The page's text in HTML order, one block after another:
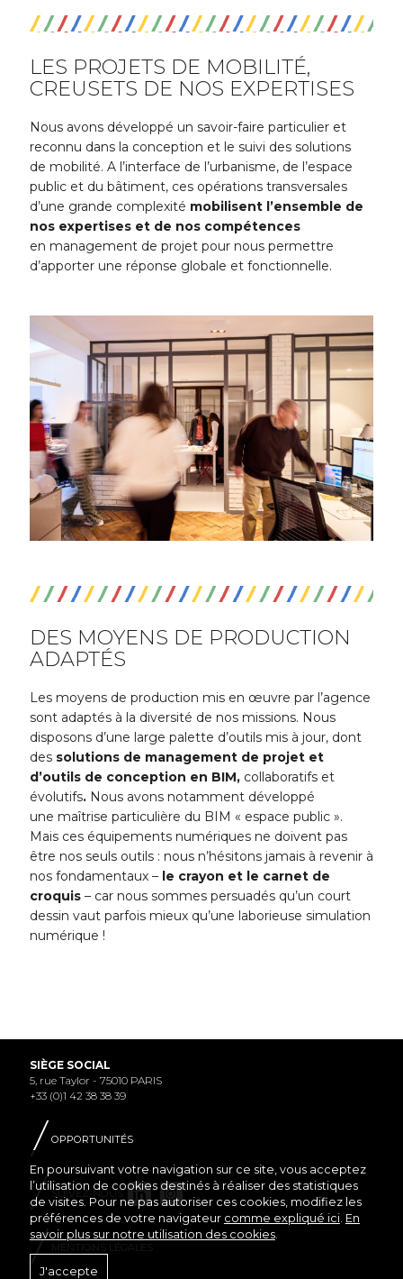
LES PROJETS DE MOBILITÉ,
CREUSETS DE NOS EXPERTISES
Nous avons développé un savoir-faire particulier et
reconnu dans la conception et le suivi des solutions
de mobilité. A l’interface de l’urbanisme, de l’espace
public et du bâtiment, ces opérations transversales
d’une grande complexité mobilisent l’ensemble de
nos expertises et de nos compétences
en management de projet pour nous permettre
d’apporter une réponse globale et fonctionnelle.
DES MOYENS DE PRODUCTION
ADAPTÉS
Les moyens de production mis en œuvre par l’agence
sont adaptés à la diversité de nos missions. Nous
disposons d’une large palette d’outils mis à jour, dont
des solutions de management de projet et
d’outils de conception en BIM, collaboratifs et
évolutifs.Nous avons notamment développé
une maîtrise particulière du BIM « espace public ».
Mais ces équipements numériques ne doivent pas
être nos seuls outils : nous n’hésitons jamais à revenir à
nos fondamentaux – le crayon et le carnet de
croquis– car nous sommes persuadés qu’un court
dessin vaut parfois mieux qu’une laborieuse simulation
numérique !
SIÈGE SOCIAL
5, rue Taylor - 75010 PARIS
+33 (0)1 42 38 38 39
OPPORTUNITÉS
SUIVEZ-NOUS
MENTIONS LÉGALES
En poursuivant votre navigation sur ce site, vous acceptez
l’utilisation de cookies destinés à réaliser des statistiques
de visites. Pour ne pas autoriser ces cookies, modifiez les
préférences de votre navigateur comme expliqué ici. En
savoir plus sur notre utilisation des cookies.
J'accepte